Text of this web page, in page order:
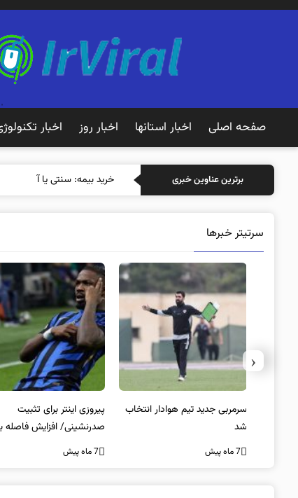
صفحه اصلی اخبار استانها اخبار روز اخبار
برترین عناوین خبری خرید بیمه: سنتی یا آنلاین؟
سرتیتر خبرها
سرمربی جدید تیم هوادار انتخاب
شد
7 ماه پیش
پیروزی اینتر برای تثبیت
صدرنشینی/ افزایش فاصله
ناپولی
7 ماه پیش
‹